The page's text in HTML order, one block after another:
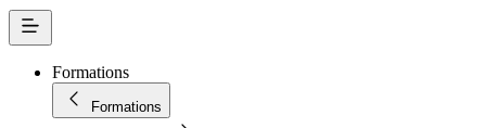
Formations
Formations